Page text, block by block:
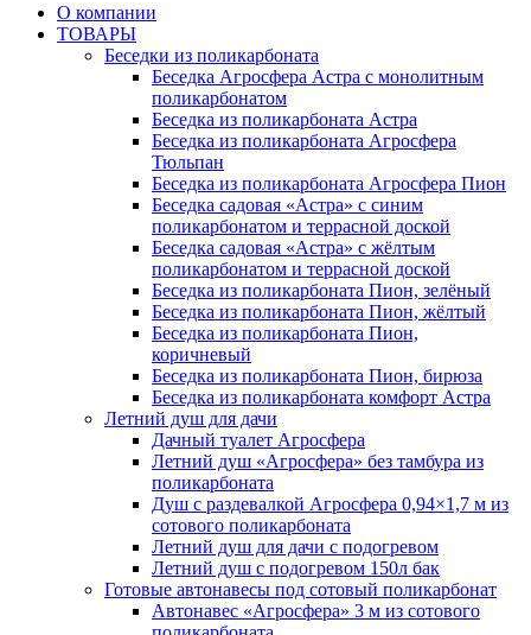
О компании
ТОВАРЫ
Беседки из поликарбоната
Беседка Агросфера Астра с монолитным
поликарбонатом
Беседка из поликарбоната Астра
Беседка из поликарбоната Агросфера
Тюльпан
Беседка из поликарбоната Агросфера Пион
Беседка садовая «Астра» с синим
поликарбонатом и террасной доской
Беседка садовая «Астра» с жёлтым
поликарбонатом и террасной доской
Беседка из поликарбоната Пион, зелёный
Беседка из поликарбоната Пион, жёлтый
Беседка из поликарбоната Пион,
коричневый
Беседка из поликарбоната Пион, бирюза
Беседка из поликарбоната комфорт Астра
Летний душ для дачи
Дачный туалет Агросфера
Летний душ «Агросфера» без тамбура из
поликарбоната
Душ с раздевалкой Агросфера 0,94×1,7 м из
сотового поликарбоната
Летний душ для дачи с подогревом
Летний душ с подогревом 150л бак
Готовые автонавесы под сотовый поликарбонат
Автонавес «Агросфера» 3 м из сотового